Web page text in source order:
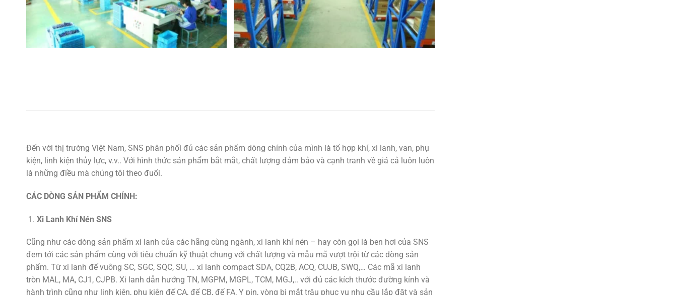
Đến với thị trường Việt Nam, SNS phân phối đủ các sản phẩm dòng chính của mình là tổ hợp khí, xi lanh, van, phụ
kiện, linh kiện thủy lực, v.v.. Với hình thức sản phẩm bắt mắt, chất lượng đảm bảo và cạnh tranh về giá cả luôn luôn
là những điều mà chúng tôi theo đuổi.
CÁC DÒNG SẢN PHẨM CHÍNH:
Xi Lanh Khí Nén SNS
Cũng như các dòng sản phẩm xi lanh của các hãng cùng ngành, xi lanh khí nén – hay còn gọi là ben hơi của SNS
đem tới các sản phẩm cùng với tiêu chuẩn kỹ thuật chung với chất lượng và mẫu mã vượt trội từ các dòng sản
phẩm. Từ xi lanh đế vuông SC, SGC, SQC, SU, … xi lanh compact SDA, CQ2B, ACQ, CUJB, SWQ,… Các mã xi lanh
tròn MAL, MA, CJ1, CJPB. Xi lanh dẫn hướng TN, MGPM, MGPL, TCM, MGJ,.. với đủ các kích thước đường kính và
hành trình cũng như linh kiện, phụ kiện đế CA, đế CB, đế FA, Y pin, vòng bi mắt trâu phục vụ nhu cầu lắp đặt và sản